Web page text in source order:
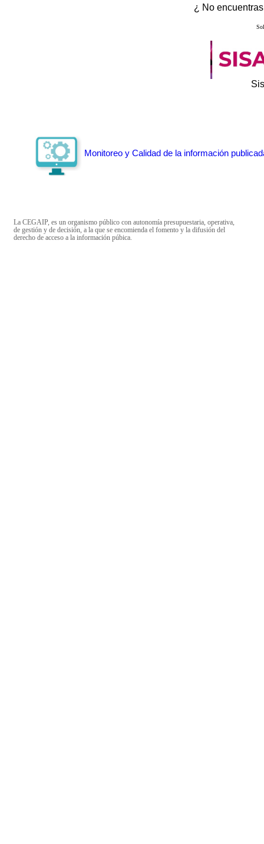
¿ No
Monitoreo y Calidad de la información
La CEGAIP, es un organismo público con autonomía presupuestaria, operativa,
de gestión y de decisión, a la que se encomienda el fomento y la difusión del
derecho de acceso a la información púbica.